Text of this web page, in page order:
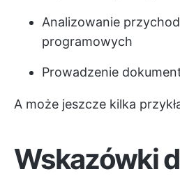
Analizowanie
programowych
Prowadzenie
A może jeszcze kilka
Wskazówki